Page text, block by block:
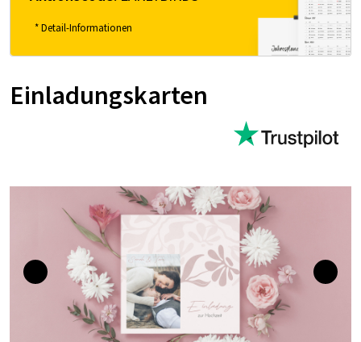
* Detail-Informationen
Einladungskarten